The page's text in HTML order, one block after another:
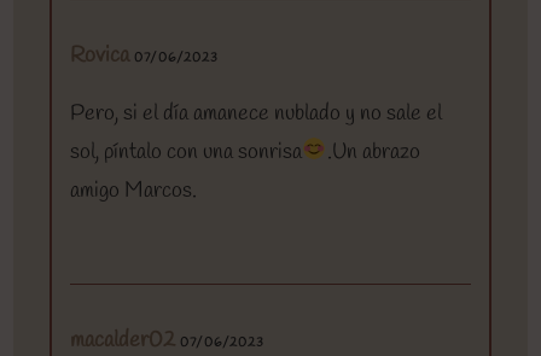
Rovica 07/06/2023
Pero, si el día amanece nublado y no sale el
sol, píntalo con una sonrisa
.Un abrazo
amigo Marcos.
macalder02 07/06/2023